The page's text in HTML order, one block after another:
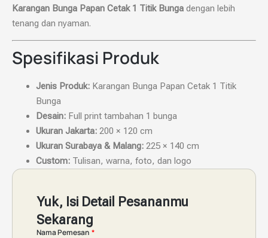
Karangan Bunga Papan Cetak 1 Titik Bunga dengan lebih
tenang dan nyaman.
Spesifikasi Produk
Jenis Produk: Karangan Bunga Papan Cetak 1 Titik
Bunga
Desain: Full print tambahan 1 bunga
Ukuran Jakarta: 200 × 120 cm
Ukuran Surabaya & Malang: 225 × 140 cm
Custom: Tulisan, warna, foto, dan logo
Yuk, Isi Detail Pesananmu
Sekarang
Nama Pemesan